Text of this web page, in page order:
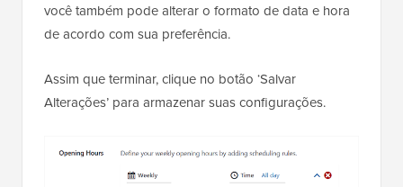
você também pode alterar o formato de data e hora
de acordo com sua preferência.
Assim que terminar, clique no botão ‘Salvar
Alterações’ para armazenar suas configurações.